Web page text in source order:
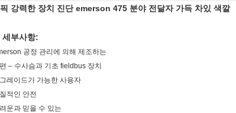
강력한 장치 진단 emerson 475 분야 전달자 가득 차있 색깔
세부사항:
공정 관리에 의해 제조하는
– 수사슴과 기초 fieldbus 장치
레이드가 가능한 사용자
적인 안전
운과 믿을 수 있는